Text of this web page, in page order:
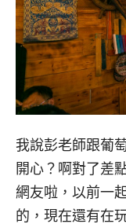
我說彭老師跟葡
開心？啊對了差
網友啦，以前一
的，現在還有在